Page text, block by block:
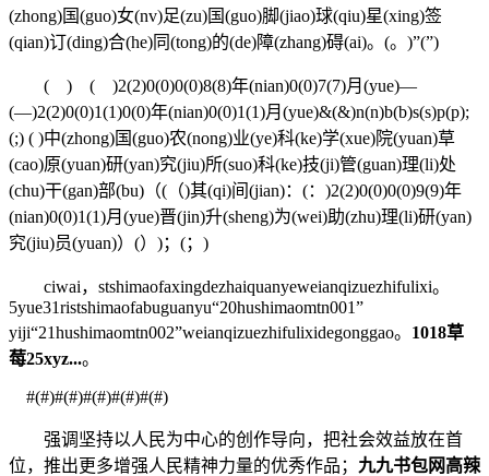
(zhong)国(guo)女(nv)足(zu)国(guo)脚(jiao)球(qiu)星(xing)签
(qian)订(ding)合(he)同(tong)的(de)障(zhang)碍(ai)。(。)”(”)
( ) ( )2(2)0(0)0(0)8(8)年(nian)0(0)7(7)月(yue)—
(—)2(2)0(0)1(1)0(0)年(nian)0(0)1(1)月(yue)&(&)n(n)b(b)s(s)p(p);
(;) ( )中(zhong)国(guo)农(nong)业(ye)科(ke)学(xue)院(yuan)草
(cao)原(yuan)研(yan)究(jiu)所(suo)科(ke)技(ji)管(guan)理(li)处
(chu)干(gan)部(bu)（(（)其(qi)间(jian)：(：)2(2)0(0)0(0)9(9)年
(nian)0(0)1(1)月(yue)晋(jin)升(sheng)为(wei)助(zhu)理(li)研(yan)
究(jiu)员(yuan)）(）)；(；)
ciwai，stshimaofaxingdezhaiquanyeweianqizuezhifulixi。
5yue31ristshimaofabuguanyu“20hushimaomtn001”
yiji“21hushimaomtn002”weianqizuezhifulixidegonggao。 1018草
莓25xyz...。
#(#)#(#)#(#)#(#)#(#)
强调坚持以人民为中心的创作导向，把社会效益放在首
位，推出更多增强人民精神力量的优秀作品； 九九书包网高辣